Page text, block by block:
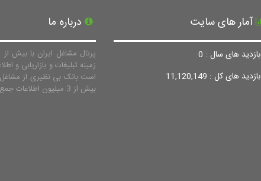
آمار های سایت
بازدید های سال : 0
بازدید های کل : 11,120,149
درباره ما
پرتال مشاغل ایران با بیش
زمینه تبلیغات و بازاریابی و
است بانک بی نظیری از
بیش از 3 میلیون اطلاعات جمع آوری نماید.